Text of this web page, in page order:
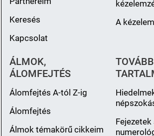
Keresés
Kapcsolat
A
ÁLMOK,
ÁLOMFEJTÉS
Álomfejtés A-tól Z-ig
Álomfejtés
Álmok témakörű cikkeim
Fejezetek